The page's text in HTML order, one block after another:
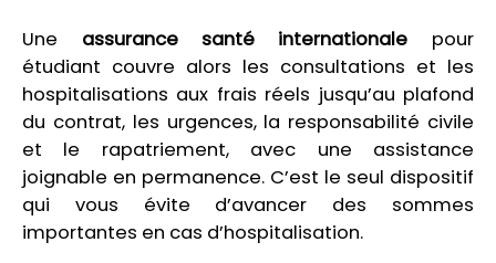
Une assurance santé internationale pour
étudiant couvre alors les consultations et les
hospitalisations aux frais réels jusqu’au plafond
du contrat, les urgences, la responsabilité civile
et le rapatriement, avec une assistance
joignable en permanence. C’est le seul dispositif
qui vous évite d’avancer des sommes
importantes en cas d’hospitalisation.